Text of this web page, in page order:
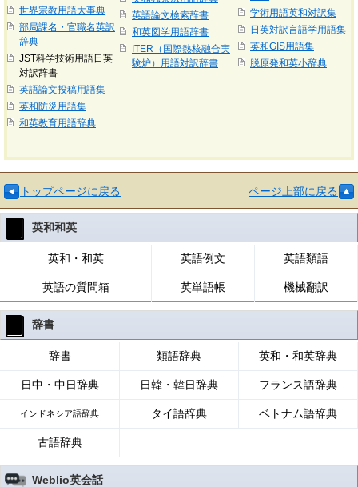
世界宗教用語大事典
部局課名・官職名英訳
辞典
JST科学技術用語日英
対訳辞書
英語論文投稿用語集
英和防災用語集
和英教育用語辞典
英語論文検索辞書
和英図学用語辞書
ITER（国際熱核融合実
験炉）用語対訳辞書
学術用語英和対訳集
日英対訳言語学用語集
英和GIS用語集
脱原発和英小辞典
トップページに戻る ページ上部に戻る
英和和英
英和・和英 英語例文 英語類語
英語の質問箱 英単語帳 機械翻訳
辞書
辞書 類語辞典 英和・和英辞典
日中・中日辞典 日韓・韓日辞典 フランス語辞典
インドネシア語辞典 タイ語辞典 ベトナム語辞典
古語辞典
Weblio英会話